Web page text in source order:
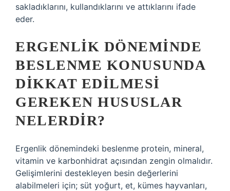
sakladıklarını, kullandıklarını ve attıklarını ifade
eder.
ERGENLIK DÖNEMINDE
BESLENME KONUSUNDA
DIKKAT EDILMESI
GEREKEN HUSUSLAR
NELERDIR?
Ergenlik dönemindeki beslenme protein, mineral,
vitamin ve karbonhidrat açısından zengin olmalıdır.
Gelişimlerini destekleyen besin değerlerini
alabilmeleri için; süt yoğurt, et, kümes hayvanları,